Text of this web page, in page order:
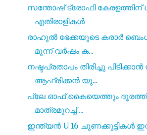
സന്തോഷ് ട്രോഫി കേരളത്തിന്‌
എതിരാളികൾ
രാഹുൽ ഭേക്കയുടെ കരാർ
മൂന്ന് വർഷം ക...
നഷ്ടപ്രതാപം തിരിച്ചു
ആഫ്രിക്കൻ യു...
പ്ലേ ഓഫ്‌ കൈയെത്തും ദൂരത്ത്
മാത്രമുറച്ച് ...
ഇന്ത്യൻ U 16 ചുണക്കുട്ടികൾ